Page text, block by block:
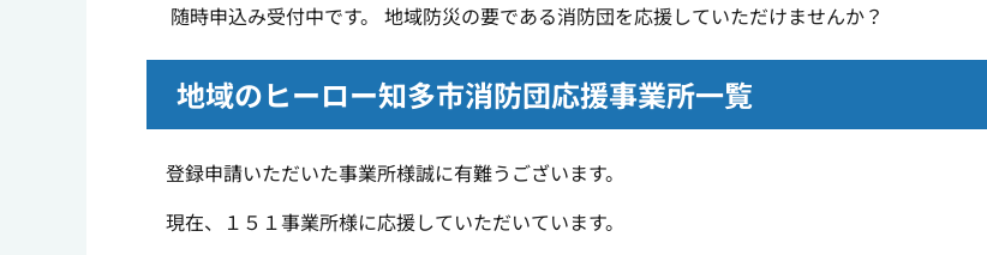
随時申込み受付中です。 地域防災の要である消防団を応援していただけませんか？
地域のヒーロー知多市消防団応援事業所一覧
登録申請いただいた事業所様誠に有難うございます。
現在、１５１事業所様に応援していただいています。